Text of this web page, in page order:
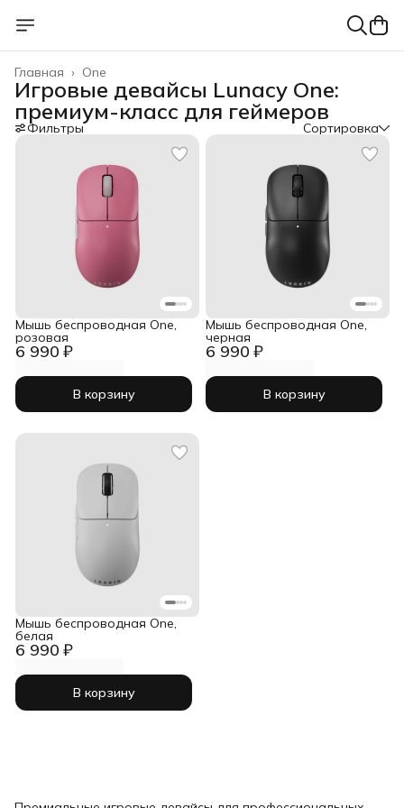
One
Главная ›
Игровые девайсы Lunacy One:
премиум-класс для геймеров
Фильтры Сортировка
6 990 ₽
Мышь беспроводная One,
розовая
В корзину
6 990 ₽
Мышь беспроводная One,
черная
В корзину
6 990 ₽
Мышь беспроводная One,
белая
В корзину